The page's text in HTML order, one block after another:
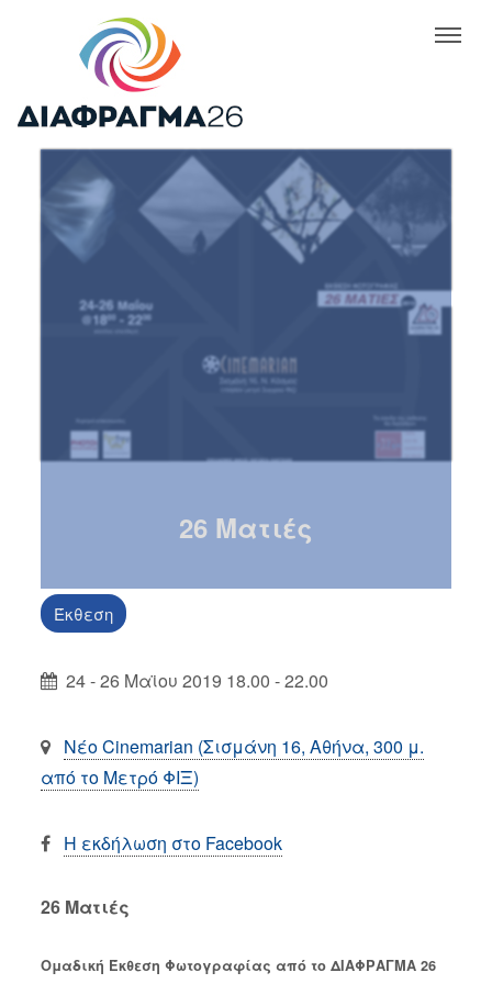
26 Ματιές
Έκθεση
24 - 26 Μαϊου 2019 18.00 - 22.00
Νέο Cinemarian (Σισμάνη 16, Αθήνα, 300 μ.
από το Μετρό ΦΙΞ)
Η εκδήλωση στο Facebook
26 Ματιές
Ομαδική Έκθεση Φωτογραφίας από το ΔΙΑΦΡΑΓΜΑ 26